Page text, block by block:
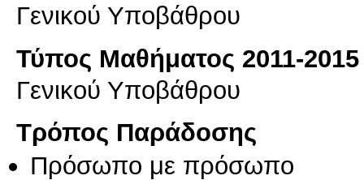
Γενικού Υποβάθρου
Τύπος Μαθήματος 2011-2015
Γενικού Υποβάθρου
Τρόπος Παράδοσης
Πρόσωπο με πρόσωπο